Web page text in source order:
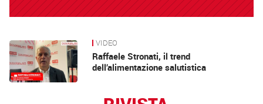
News VIDEO
Raffaele Stronati, il trend
dell’alimentazione salutistica